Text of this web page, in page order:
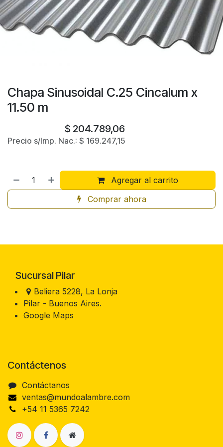
Chapa Sinusoidal C.25 Cincalum x
11.50 m
$ 204.789,06
Precio s/Imp. Nac.: $ 169.247,15
Agregar al carrito
Comprar ahora
Sucursal Pilar
Beliera 5228, La Lonja
Pilar - Buenos Aires.
Google Maps
Contáctenos
Contáctanos
ventas@mundoalambre.com
+54 11 5365 7242